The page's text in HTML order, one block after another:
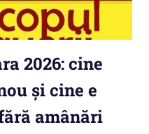
2026: cine
și cine e
amânări